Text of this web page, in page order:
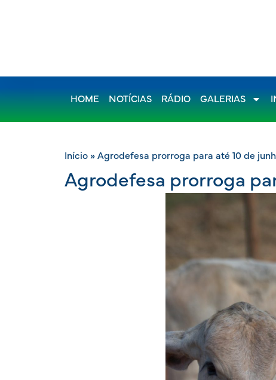
HOME NOTÍCIAS RÁDIO GALERIAS
Início » Agrodefesa prorroga para até 10 de
Agrodefesa prorroga